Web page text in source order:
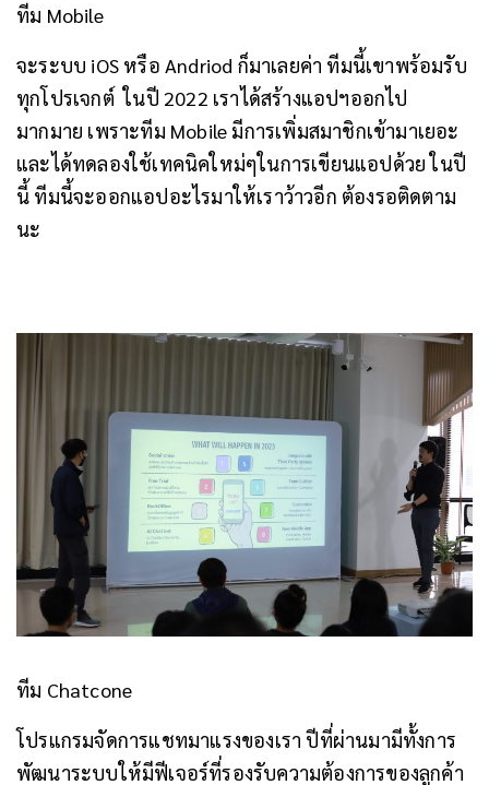
ทีม Mobile
จะระบบ iOS หรือ Andriod ก็มาเลยค่า ทีมนี้เขาพร้อมรับ
ทุกโปรเจกต์ในปี 2022 เราได้สร้างแอปฯออกไป
มากมาย เพราะทีม Mobile มีการเพิ่มสมาชิกเข้ามาเยอะ
และได้ทดลองใช้เทคนิคใหม่ๆในการเขียนแอปด้วย ในปี
นี้ ทีมนี้จะออกแอปอะไรมาให้เราว้าวอีก ต้องรอติดตาม
นะ
ทีม Chatcone
โปรแกรมจัดการแชทมาแรงของเรา ปีที่ผ่านมามีทั้งการ
พัฒนาระบบให้มีฟีเจอร์ที่รองรับความต้องการของลูกค้า